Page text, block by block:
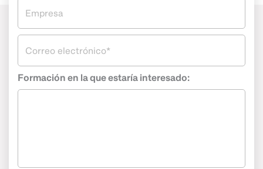
Formación en la que estaría interesado: